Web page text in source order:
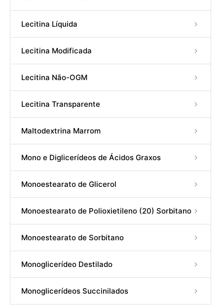
Lecitina Líquida
Lecitina Modificada
Lecitina Não-OGM
Lecitina Transparente
Maltodextrina Marrom
Mono e Diglicerídeos de Ácidos Graxos
Monoestearato de Glicerol
Monoestearato de Polioxietileno (20) Sorbitano
Monoestearato de Sorbitano
Monoglicerídeo Destilado
Monoglicerídeos Succinilados